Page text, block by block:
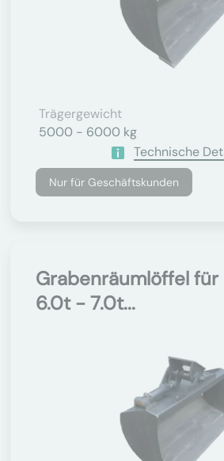
Trägergewicht
5000 - 6000 kg
Technische
Nur für Geschäftskunden
Grabenräumlöffel für
6.0t - 7.0t...